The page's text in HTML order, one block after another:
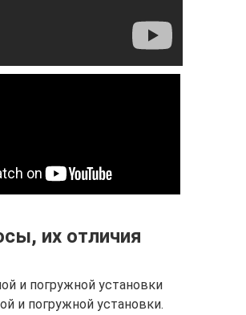
их отличия
и погружной установки
и погружной установки.